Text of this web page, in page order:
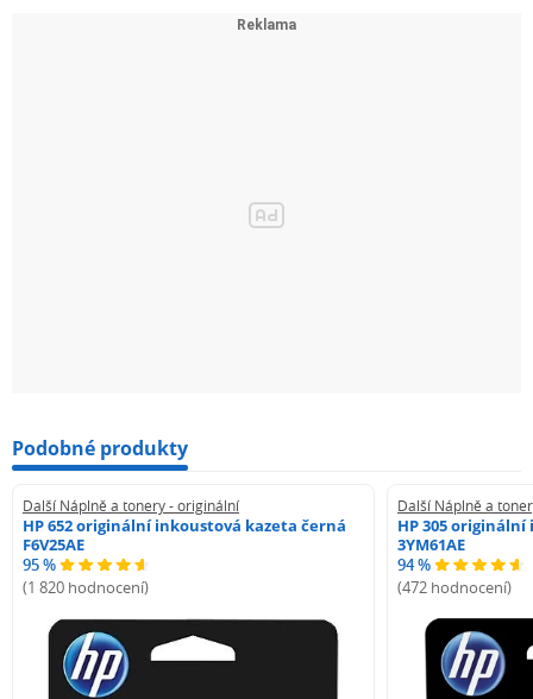
Podobné produkty
Další Náplně a tonery - originální
HP 652 originální inkoustová kazeta černá
F6V25AE
95 %
(1 820 hodnocení)
Další Náplně a
HP 305
3YM61AE
94 %
(472 hodnocení)